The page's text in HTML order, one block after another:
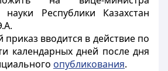
Республики Казахстан
вводится в действие по
календарных дней после дня
опубликования.